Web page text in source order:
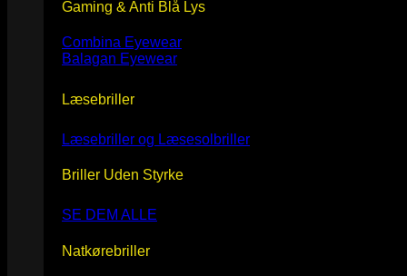
Gaming & Anti Blå Lys
Combina Eyewear
Balagan Eyewear
Læsebriller
Læsebriller og Læsesolbriller
Briller Uden Styrke
SE DEM ALLE
Natkørebriller